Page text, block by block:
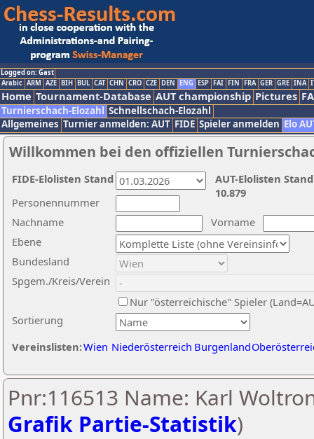
Logged on: Gast
Arabic ARM AZE BIH BUL CAT CHN CRO CZE DEN ENG ESP FAI FIN FRA GER GRE INA
Home Tournament-Database AUT championship Pictures
Turnierschach-Elozahl Schnellschach-Elozahl
Allgemeines Turnier anmelden: AUT FIDE Spieler anmelden Elo
Willkommen bei den offiziellen
Nachname
Vorname
Ebene
Sortierung
Personennummer
Bundesland
Spgem./Kreis/Verein
Nur "österreichische" Spieler
Vereinslisten:Wien Niederösterreich Burgenland
AUT-Elolisten
10.879
FIDE-Elolisten Stand
Pnr:116513 Name: Karl
Grafik Partie-Statistik)